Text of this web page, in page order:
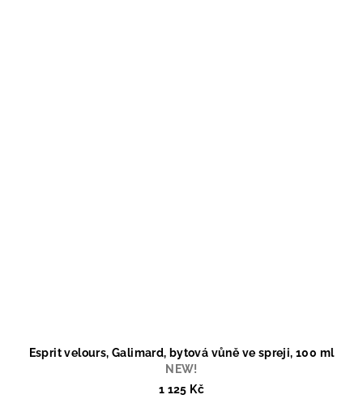
Esprit velours, Galimard, bytová vůně ve spreji, 100 ml
NEW!
1 125 Kč